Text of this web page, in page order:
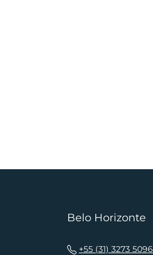
Belo Horizonte
+55 (31) 3273 5096